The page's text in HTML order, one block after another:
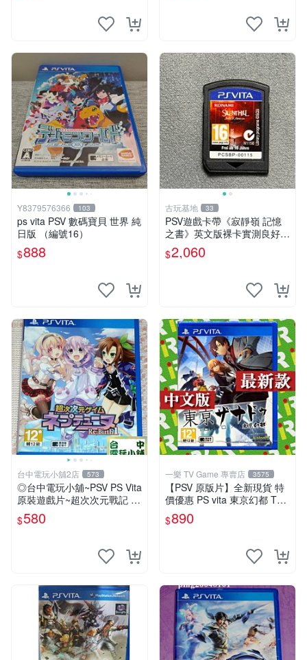
Y8379576366 103
ps vita PSV 數碼寶貝 世界 純
日版 （編號16）
$888
古玩基地 33
PSV遊戲卡帶《寂靜嶺 記憶
之書》英文版裸卡實測良好
限定PSV平臺獨享 廚房遊戲
獲得熱銷推薦 寂靜嶺 電玩遊
$2,060
台中電玩小舖2店 573
◎台中電玩小舖~PSV PS Vita
原裝遊戲片~超次次元戰記 戰
$580
一樂 TV Game 專賣店 3575
【PSV 原版片】全新現貨 特
價優惠 PS vita 東京幻都 TOK
YO XANADU 中文版【台中一
樂電玩】
$890